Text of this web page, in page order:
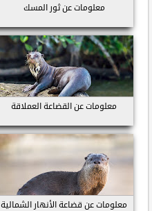
معلومات عن ثور المسك
معلومات عن القضاعة العملاقة
معلومات عن قضاعة الأنهار الشمالية